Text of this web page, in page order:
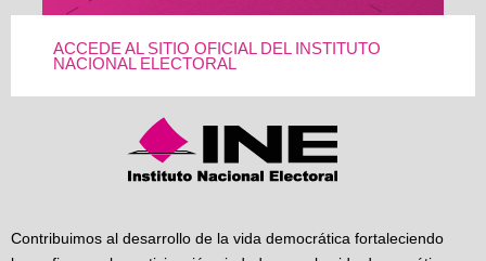
ACCEDE AL SITIO OFICIAL DEL INSTITUTO
NACIONAL ELECTORAL
Contribuimos al desarrollo de la vida democrática fortaleciendo